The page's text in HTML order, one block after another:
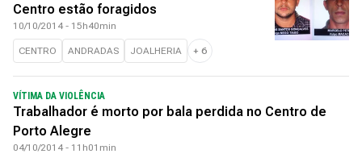
Centro estão foragidos
10/10/2014 - 15h40min
CENTRO ANDRADAS JOALHERIA + 6
VÍTIMA DA VIOLÊNCIA
Trabalhador é morto por bala perdida no Centro de
Porto Alegre
04/10/2014 - 11h01min